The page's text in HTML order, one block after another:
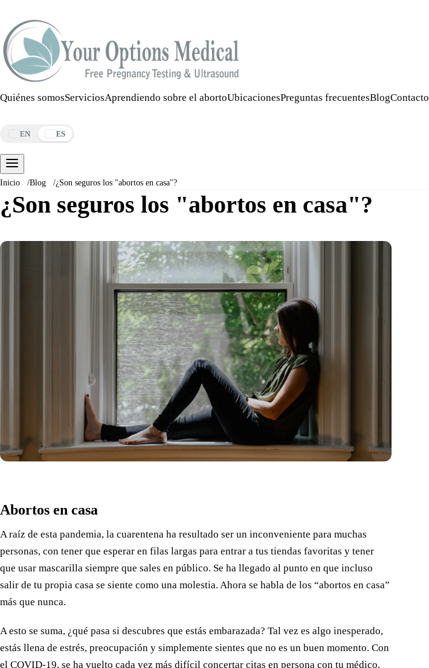
Quiénes somosServiciosAprendiendo sobre el abortoUbicacionesPreguntas frecuentesBlogContacto
EN ES
Inicio /Blog /¿Son seguros los "abortos en casa"?
¿Son seguros los "abortos en casa"?
Abortos en casa
A raíz de esta pandemia, la cuarentena ha resultado ser un inconveniente para muchas
personas, con tener que esperar en filas largas para entrar a tus tiendas favoritas y tener
que usar mascarilla siempre que sales en público. Se ha llegado al punto en que incluso
salir de tu propia casa se siente como una molestia. Ahora se habla de los “abortos en casa”
más que nunca.
A esto se suma, ¿qué pasa si descubres que estás embarazada? Tal vez es algo inesperado,
estás llena de estrés, preocupación y simplemente sientes que no es un buen momento. Con
el COVID-19, se ha vuelto cada vez más difícil concertar citas en persona con tu médico.